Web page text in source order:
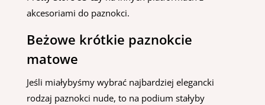
akcesoriami do paznokci.
Beżowe krótkie paznokcie
matowe
Jeśli miałybyśmy wybrać najbardziej elegancki
rodzaj paznokci nude, to na podium stałyby